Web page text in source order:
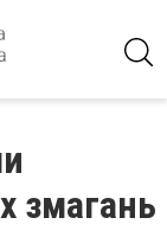
змагань